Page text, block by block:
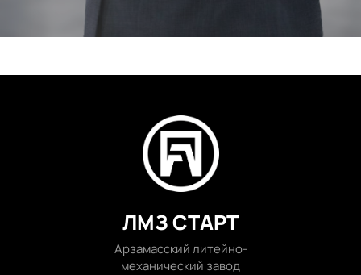
ЛМЗ СТАРТ
Арзамасский литейно-
механический завод